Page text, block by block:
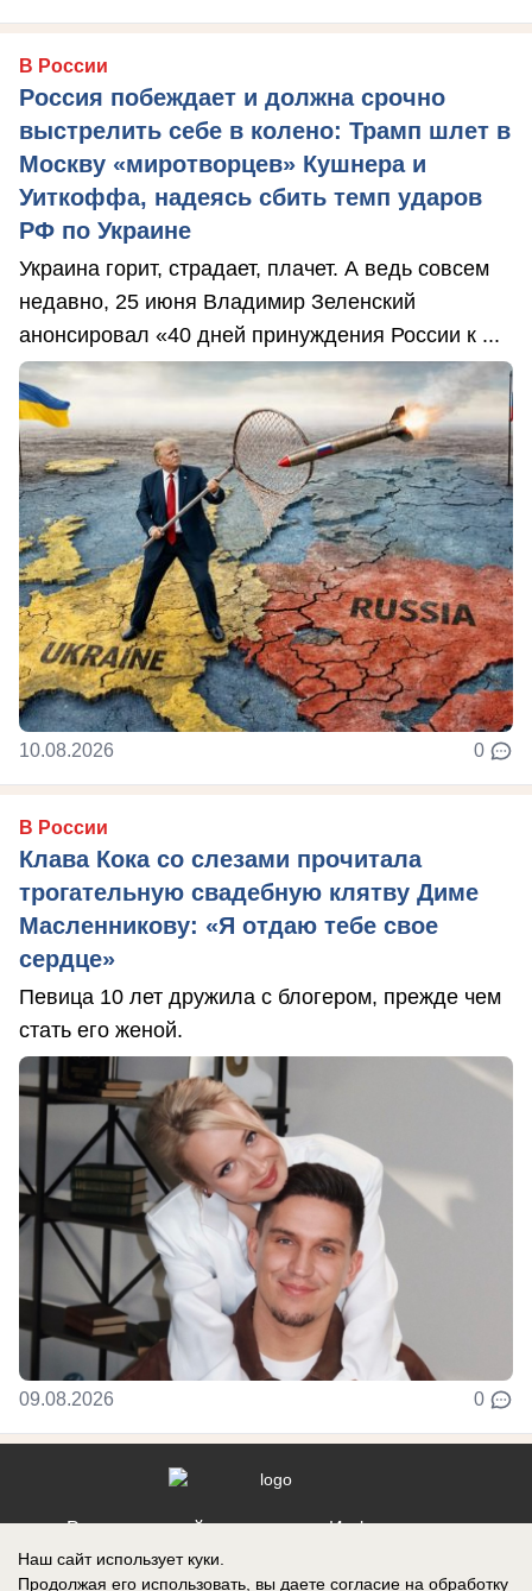
В России
Россия побеждает и должна срочно
выстрелить себе в колено: Трамп шлет в
Москву «миротворцев» Кушнера и
Уиткоффа, надеясь сбить темп ударов
РФ по Украине
Украина горит, страдает, плачет. А ведь совсем
недавно, 25 июня Владимир Зеленский
анонсировал «40 дней принуждения России к ...
10.08.2026 0
В России
Клава Кока со слезами прочитала
трогательную свадебную клятву Диме
Масленникову: «Я отдаю тебе свое
сердце»
Певица 10 лет дружила с блогером, прежде чем
стать его женой.
09.08.2026 0
Реклама на сайте
Контакты
Информация
Наш сайт использует куки.
Продолжая его использовать, вы даете согласие на обработку